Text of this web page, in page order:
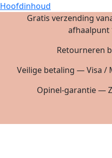
Hoofdinhoud
Gratis verzending
afhaalpunt
Retourneren
Veilige betaling — Visa /
Opinel-garantie —